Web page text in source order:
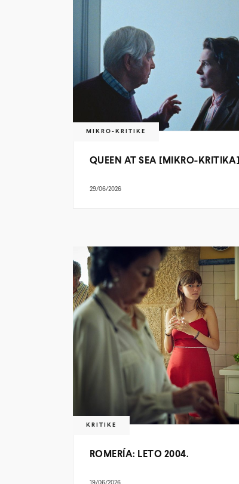
MIKRO-KRITIKE
QUEEN AT SEA [MIKRO-KRITIKA]
29/06/2026
KRITIKE
ROMERÍA: LETO 2004.